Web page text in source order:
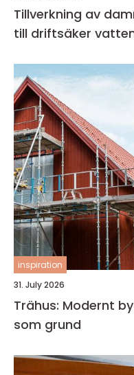
Tillverkning av dammluckor
till driftsäker
inspiration
31. July 2026
Trähus: Modernt
som grund